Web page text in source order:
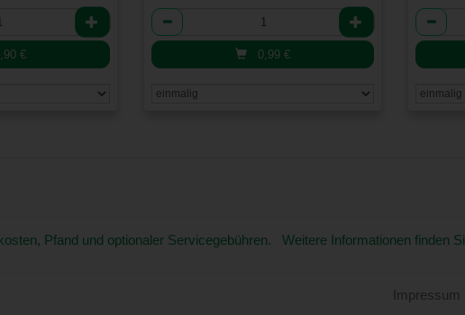
€
Anzahl
0,99 €
Anzahl
Pfand und optionaler Servicegebühren. Weitere Informationen finden
Impressum